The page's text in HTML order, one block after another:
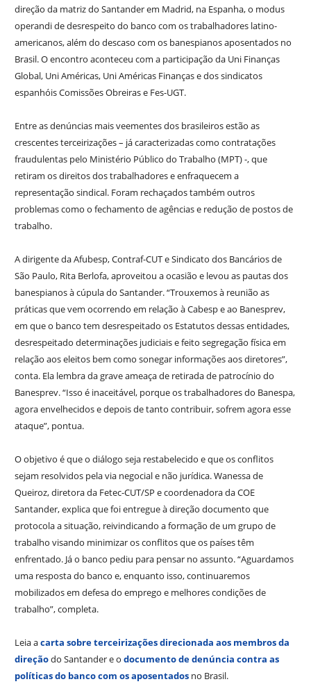
direção da matriz do Santander em Madrid, na Espanha, o modus
operandi de desrespeito do banco com os trabalhadores latino-
americanos, além do descaso com os banespianos aposentados no
Brasil. O encontro aconteceu com a participação da Uni Finanças
Global, Uni Américas, Uni Américas Finanças e dos sindicatos
espanhóis Comissões Obreiras e Fes-UGT.
Entre as denúncias mais veementes dos brasileiros estão as
crescentes terceirizações – já caracterizadas como contratações
fraudulentas pelo Ministério Público do Trabalho (MPT) -, que
retiram os direitos dos trabalhadores e enfraquecem a
representação sindical. Foram rechaçados também outros
problemas como o fechamento de agências e redução de postos de
trabalho.
A dirigente da Afubesp, Contraf-CUT e Sindicato dos Bancários de
São Paulo, Rita Berlofa, aproveitou a ocasião e levou as pautas dos
banespianos à cúpula do Santander. “Trouxemos à reunião as
práticas que vem ocorrendo em relação à Cabesp e ao Banesprev,
em que o banco tem desrespeitado os Estatutos dessas entidades,
desrespeitado determinações judiciais e feito segregação física em
relação aos eleitos bem como sonegar informações aos diretores”,
conta. Ela lembra da grave ameaça de retirada de patrocínio do
Banesprev. “Isso é inaceitável, porque os trabalhadores do Banespa,
agora envelhecidos e depois de tanto contribuir, sofrem agora esse
ataque”, pontua.
O objetivo é que o diálogo seja restabelecido e que os conflitos
sejam resolvidos pela via negocial e não jurídica. Wanessa de
Queiroz, diretora da Fetec-CUT/SP e coordenadora da COE
Santander, explica que foi entregue à direção documento que
protocola a situação, reivindicando a formação de um grupo de
trabalho visando minimizar os conflitos que os países têm
enfrentado. Já o banco pediu para pensar no assunto. “Aguardamos
uma resposta do banco e, enquanto isso, continuaremos
mobilizados em defesa do emprego e melhores condições de
trabalho”, completa.
Leia acarta sobre terceirizações direcionada aos membros da
direçãodo Santander e o documento de denúncia contra as
políticas do banco com os aposentados no Brasil.